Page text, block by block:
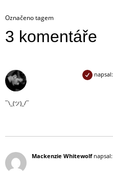
Označeno tagem
3 komentáře
napsal:
¯\_(ツ)_/¯
Mackenzie Whitewolf napsal: